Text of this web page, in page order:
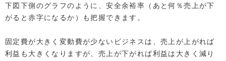
下図下側のグラフのように、安全余裕率（あと何％売上が下
がると赤字になるか）も把握できます。
固定費が大きく変動費が少ないビジネスは、売上が上がれば
利益も大きくなりますが、売上が下がれば利益は大きく減り